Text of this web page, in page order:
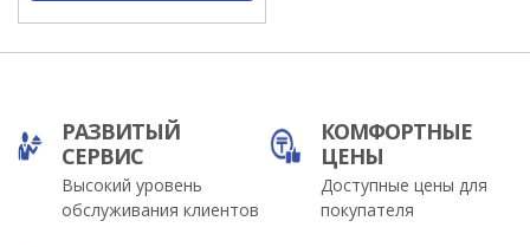
РАЗВИТЫЙ
СЕРВИС
Высокий уровень
обслуживания клиентов
КОМФОРТНЫЕ
ЦЕНЫ
Доступные цены для
покупателя